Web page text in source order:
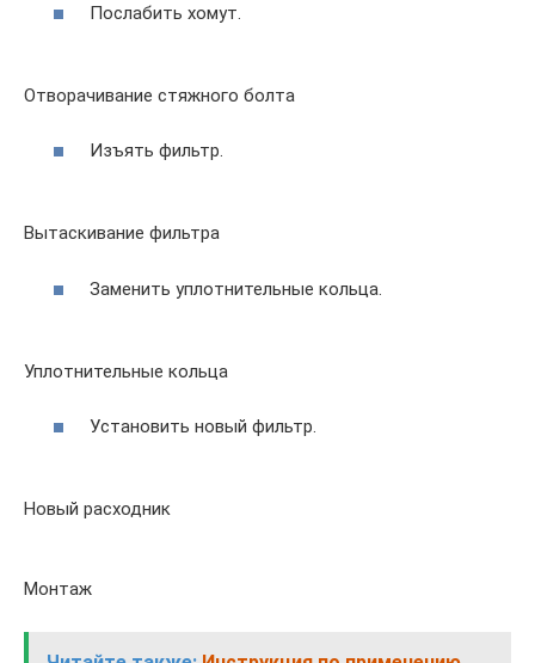
Послабить хомут.
Отворачивание стяжного болта
Изъять фильтр.
Вытаскивание фильтра
Заменить уплотнительные кольца.
Уплотнительные кольца
Установить новый фильтр.
Новый расходник
Монтаж